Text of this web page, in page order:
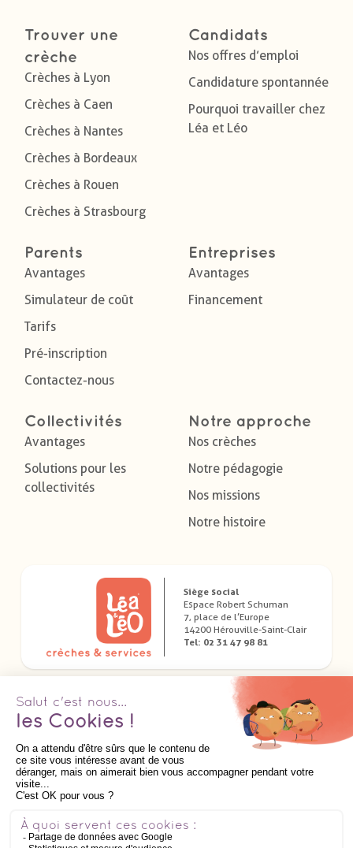
Trouver une
crèche
Crèches à Lyon
Crèches à Caen
Crèches à Nantes
Crèches à Bordeaux
Crèches à Rouen
Crèches à Strasbourg
Candidats
Nos offres d’emploi
Candidature spontannée
Pourquoi travailler chez
Léa et Léo
Parents
Avantages
Simulateur de coût
Tarifs
Pré-inscription
Contactez-nous
Entreprises
Avantages
Financement
Collectivités
Avantages
Solutions pour les
collectivités
Notre approche
Nos crèches
Notre pédagogie
Nos missions
Notre histoire
Siège social
Espace Robert Schuman
7, place de l’Europe
14200 Hérouville-Saint-Clair
Tel: 02 31 47 98 81
Télécharger nos applications dédiées